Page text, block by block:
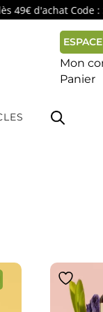
d'achat Code :
Mon
Panier